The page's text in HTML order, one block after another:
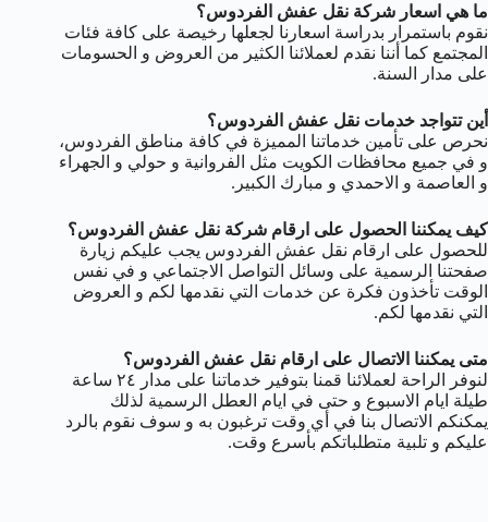
ما هي اسعار شركة نقل عفش الفردوس؟
نقوم باستمرار بدراسة اسعارنا لجعلها رخيصة على كافة فئات
المجتمع كما أننا نقدم لعملائنا الكثير من العروض و الحسومات
على مدار السنة.
أين تتواجد خدمات نقل عفش الفردوس؟
نحرص على تأمين خدماتنا المميزة في كافة مناطق الفردوس،
و في جميع محافظات الكويت مثل الفروانية و حولي و الجهراء
و العاصمة و الاحمدي و مبارك الكبير.
كيف يمكننا الحصول على ارقام شركة نقل عفش الفردوس؟
للحصول على ارقام نقل عفش الفردوس يجب عليكم زيارة
صفحتنا الرسمية على وسائل التواصل الاجتماعي و في نفس
الوقت تأخذون فكرة عن خدمات التي نقدمها لكم و العروض
التي نقدمها لكم.
متى يمكننا الاتصال على ارقام نقل عفش الفردوس؟
لنوفر الراحة لعملائنا قمنا بتوفير خدماتنا على مدار ٢٤ ساعة
طيلة ايام الاسبوع و حتى في ايام العطل الرسمية لذلك
يمكنكم الاتصال بنا في أي وقت ترغبون به و سوف نقوم بالرد
عليكم و تلبية متطلباتكم بأسرع وقت.